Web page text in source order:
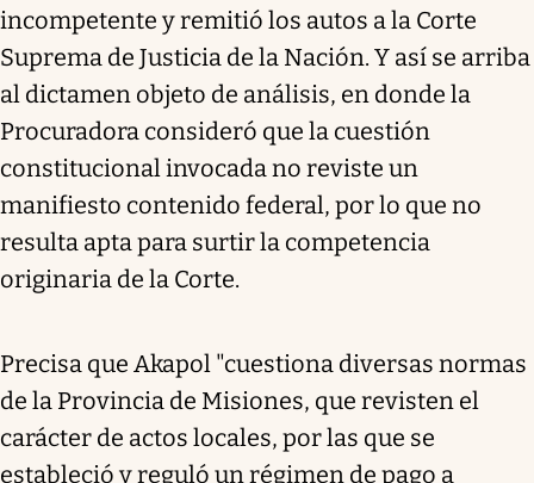
incompetente y remitió los autos a la Corte
Suprema de Justicia de la Nación. Y así se arriba
al dictamen objeto de análisis, en donde la
Procuradora consideró que la cuestión
constitucional invocada no reviste un
manifiesto contenido federal, por lo que no
resulta apta para surtir la competencia
originaria de la Corte.
Precisa que Akapol "cuestiona diversas normas
de la Provincia de Misiones, que revisten el
carácter de actos locales, por las que se
estableció y reguló un régimen de pago a